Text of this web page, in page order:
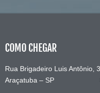
COMO CHEGAR
Rua Brigadeiro Luis Antônio,
Araçatuba – SP